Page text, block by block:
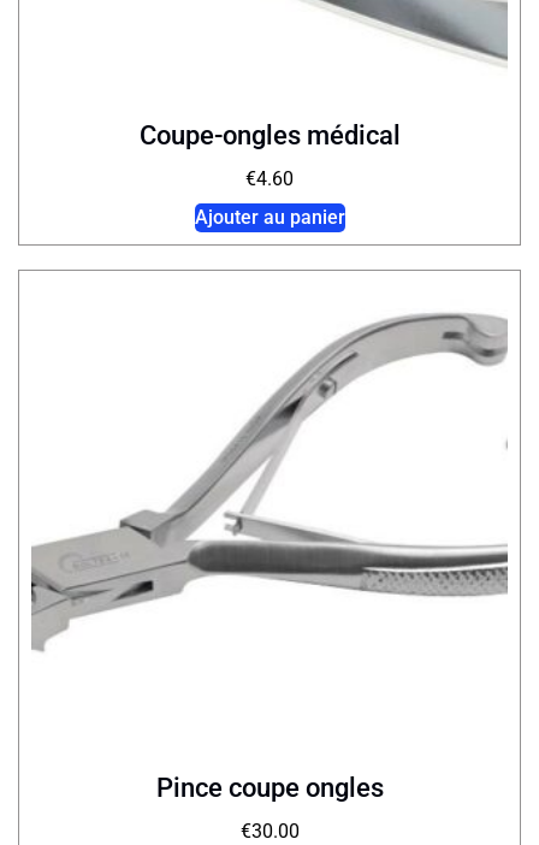
Coupe-ongles médical
€4.60
Ajouter au panier
Pince coupe ongles
€30.00